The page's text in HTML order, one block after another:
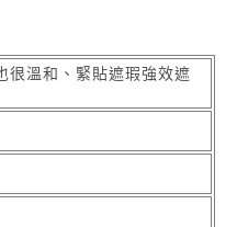
很溫和、緊貼遮瑕強效遮